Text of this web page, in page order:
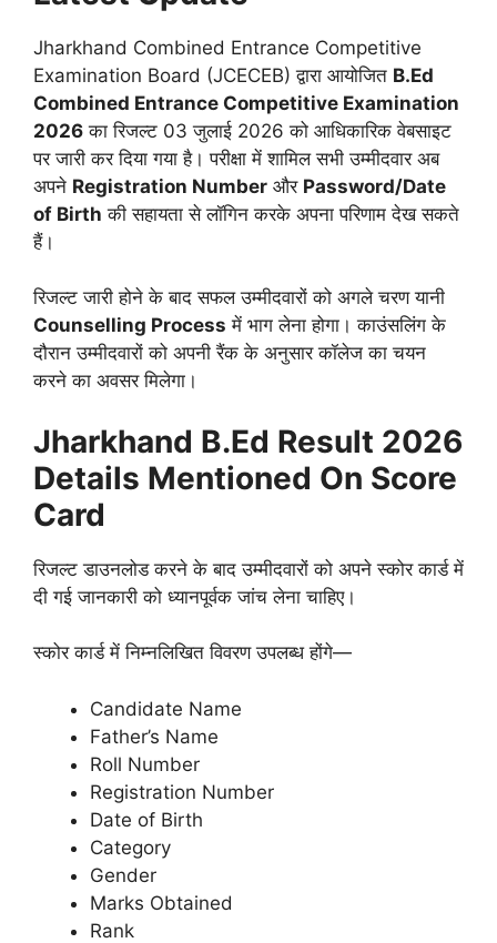
Jharkhand Combined Entrance Competitive
Examination Board (JCECEB) द्वारा आयोजित B.Ed
Combined Entrance Competitive Examination
2026 का रिजल्ट 03 जुलाई 2026 को आधिकारिक वेबसाइट
पर जारी कर दिया गया है। परीक्षा में शामिल सभी उम्मीदवार अब
अपने Registration Number और Password/Date
of Birth की सहायता से लॉगिन करके अपना परिणाम देख सकते
हैं।
रिजल्ट जारी होने के बाद सफल उम्मीदवारों को अगले चरण यानी
Counselling Process में भाग लेना होगा। काउंसलिंग के
दौरान उम्मीदवारों को अपनी रैंक के अनुसार कॉलेज का चयन
करने का अवसर मिलेगा।
Jharkhand B.Ed Result 2026
Details Mentioned On Score
Card
रिजल्ट डाउनलोड करने के बाद उम्मीदवारों को अपने स्कोर कार्ड में
दी गई जानकारी को ध्यानपूर्वक जांच लेना चाहिए।
स्कोर कार्ड में निम्नलिखित विवरण उपलब्ध होंगे—
Candidate Name
Father’s Name
Roll Number
Registration Number
Date of Birth
Category
Gender
Marks Obtained
Rank